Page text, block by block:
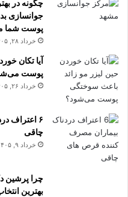
جوانسازی
پوست شما
خرداد ۲۸, ۱۴۰۵
آیا تکان
پوست
خرداد ۲۶, ۱۴۰۵
۶ اعتراف
چاقی
خرداد ۹, ۱۴۰۵
چرا پرشین
بهترین